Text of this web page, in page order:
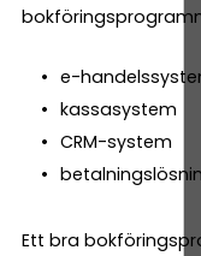
e-
kassasystem
CRM-system
Ett bra